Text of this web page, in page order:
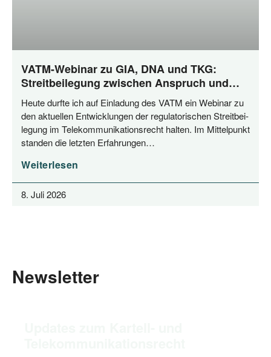
VATM-Webinar zu GIA, DNA und TKG:
Streitbeilegung zwischen Anspruch und
Praxis
Heu­te durf­te ich auf Ein­la­dung des VATM ein Web­i­nar zu
den aktu­el­len Ent­wick­lun­gen der regu­la­to­ri­schen Streit­bei­
le­gung im Tele­kom­mu­ni­ka­ti­ons­recht hal­ten. Im Mit­tel­punkt
stan­den die letz­ten Erfahrungen…
Weiterlesen
8. Juli 2026
Newsletter